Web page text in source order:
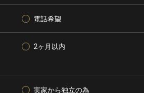
電話希望
2ヶ月以内
実家から独立の為